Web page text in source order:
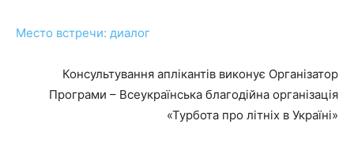
Место встречи: диалог
Консультування аплікантів виконує Організатор
Програми – Всеукраїнська благодійна організація
«Турбота про літніх в Україні»